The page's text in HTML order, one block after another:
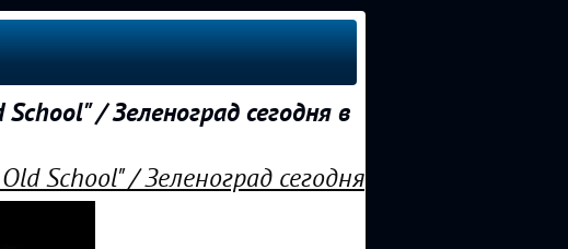
/ Зеленоград сегодня в
School" / Зеленоград сегодня